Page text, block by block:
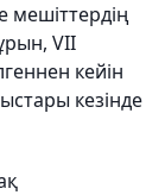
мешіттердің
VII
кейін
кезінде